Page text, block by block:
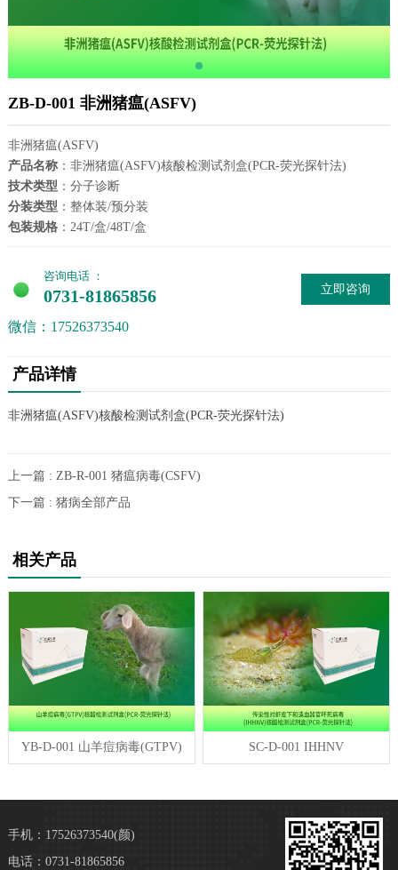
ZB-D-001 非洲猪瘟(ASFV)
非洲猪瘟(ASFV)
产品名称：非洲猪瘟(ASFV)核酸检测试剂盒(PCR-荧光探针法)
技术类型 ：分子诊断
分装类型 ：整体装/预分装
包装规格：24T/盒/48T/盒
立即咨询
咨询电话 ：
0731-81865856
微信：17526373540
产品详情
非洲猪瘟(ASFV)核酸检测试剂盒(PCR-荧光探针法)
上一篇 : ZB-R-001 猪瘟病毒(CSFV)
下一篇 : 猪病全部产品
相关产品
YB-D-001 山羊痘病毒(GTPV) SC-D-001 IHHNV
手机：17526373540(颜)
电话：0731-81865856